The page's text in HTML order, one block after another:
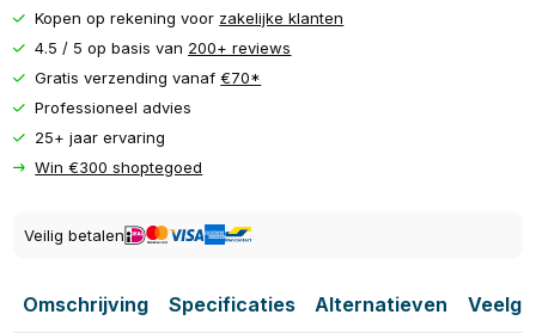
Kopen op rekening voor zakelijke klanten
4.5 / 5 op basis van 200+ reviews
Gratis verzending vanaf€70*
Professioneel advies
25+ jaar ervaring
Win €300 shoptegoed
Veilig betalen
Omschrijving Specificaties Alternatieven